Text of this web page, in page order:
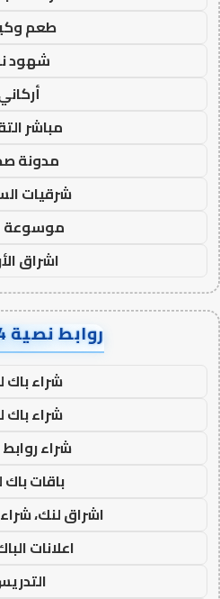
طعم
شهود
مباشر
مدونة
شرقيات
موسوعة
اشراق
روابط نصية AA14704
شراء باك
شراء باك
شراء
باقات باك
اشراق لنك،
اعلانات